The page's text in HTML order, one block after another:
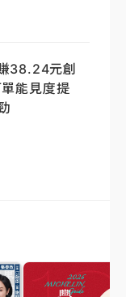
38.24元創
能見度提